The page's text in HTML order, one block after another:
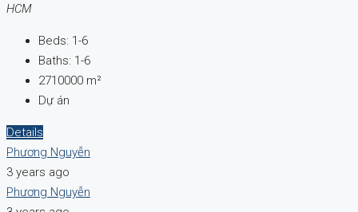
HCM
Beds: 1-6
Baths: 1-6
2710000 m²
Dự án
Details
Phương Nguyễn
3 years ago
Phương Nguyễn